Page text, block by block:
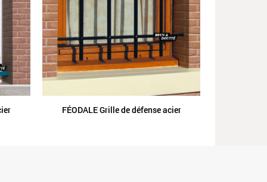
FÉODALE Grille de défense acier